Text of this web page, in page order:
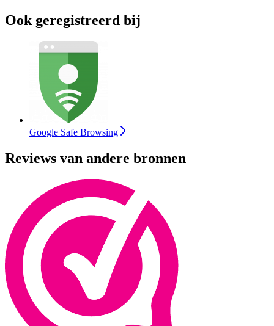
Ook geregistreerd bij
Google Safe Browsing
Reviews van andere bronnen